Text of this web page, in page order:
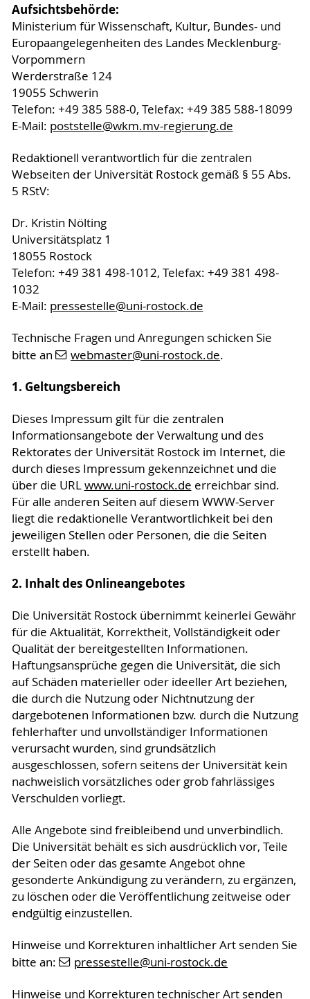
Aufsichtsbehörde:
Ministerium für Wissenschaft, Kultur, Bundes- und
Europaangelegenheiten des Landes Mecklenburg-
Vorpommern
Werderstraße 124
19055 Schwerin
Telefon: +49 385 588-0, Telefax: +49 385 588-18099
E-Mail: poststelle@wkm.mv-regierung.de
Redaktionell verantwortlich für die zentralen
Webseiten der Universität Rostock gemäß § 55 Abs.
5 RStV:
Dr. Kristin Nölting
Universitätsplatz 1
18055 Rostock
Telefon: +49 381 498-1012, Telefax: +49 381 498-
1032
E-Mail: pressestelle@uni-rostock.de
Technische Fragen und Anregungen schicken Sie
bitte an
webmaster@uni-rostock.de.
1. Geltungsbereich
Dieses Impressum gilt für die zentralen
Informationsangebote der Verwaltung und des
Rektorates der Universität Rostock im Internet, die
durch dieses Impressum gekennzeichnet und die
über die URLwww.uni-rostock.de erreichbar sind.
Für alle anderen Seiten auf diesem WWW-Server
liegt die redaktionelle Verantwortlichkeit bei den
jeweiligen Stellen oder Personen, die die Seiten
erstellt haben.
2. Inhalt des Onlineangebotes
Die Universität Rostock übernimmt keinerlei Gewähr
für die Aktualität, Korrektheit, Vollständigkeit oder
Qualität der bereitgestellten Informationen.
Haftungsansprüche gegen die Universität, die sich
auf Schäden materieller oder ideeller Art beziehen,
die durch die Nutzung oder Nichtnutzung der
dargebotenen Informationen bzw. durch die Nutzung
fehlerhafter und unvollständiger Informationen
verursacht wurden, sind grundsätzlich
ausgeschlossen, sofern seitens der Universität kein
nachweislich vorsätzliches oder grob fahrlässiges
Verschulden vorliegt.
Alle Angebote sind freibleibend und unverbindlich.
Die Universität behält es sich ausdrücklich vor, Teile
der Seiten oder das gesamte Angebot ohne
gesonderte Ankündigung zu verändern, zu ergänzen,
zu löschen oder die Veröffentlichung zeitweise oder
endgültig einzustellen.
Hinweise und Korrekturen inhaltlicher Art senden Sie
bitte an:
pressestelle@uni-rostock.de
Hinweise und Korrekturen technischer Art senden